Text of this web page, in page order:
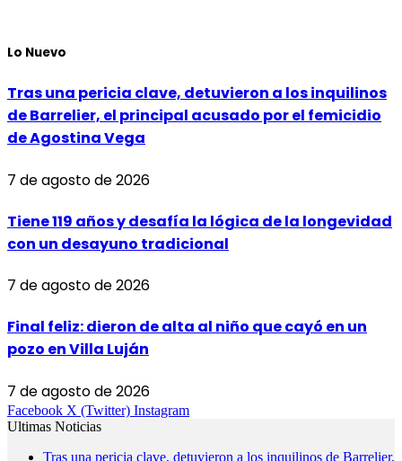
Lo Nuevo
Tras una pericia clave, detuvieron a los inquilinos
de Barrelier, el principal acusado por el femicidio
de Agostina Vega
7 de agosto de 2026
Tiene 119 años y desafía la lógica de la longevidad
con un desayuno tradicional
7 de agosto de 2026
Final feliz: dieron de alta al niño que cayó en un
pozo en Villa Luján
7 de agosto de 2026
Facebook X (Twitter) Instagram
Ultimas Noticias
Tras una pericia clave, detuvieron a los inquilinos de Barrelier,